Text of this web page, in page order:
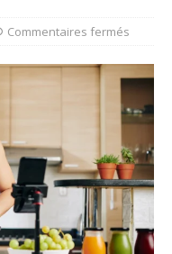
Commentaires fermés